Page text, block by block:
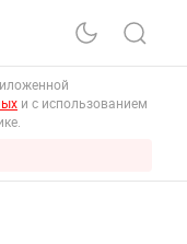
и с использованием